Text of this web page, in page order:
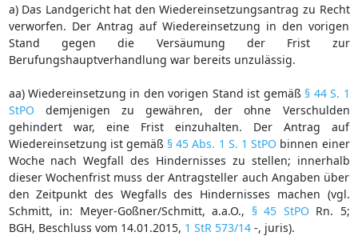
a) Das Landgericht hat den Wiedereinsetzungsantrag zu Recht
verworfen. Der Antrag auf Wiedereinsetzung in den vorigen
Stand gegen die Versäumung der Frist zur
Berufungshauptverhandlung war bereits unzulässig.
aa) Wiedereinsetzung in den vorigen Stand ist gemäß § 44 S. 1
StPO demjenigen zu gewähren, der ohne Verschulden
gehindert war, eine Frist einzuhalten. Der Antrag auf
Wiedereinsetzung ist gemäß § 45 Abs. 1 S. 1 StPO binnen einer
Woche nach Wegfall des Hindernisses zu stellen; innerhalb
dieser Wochenfrist muss der Antragsteller auch Angaben über
den Zeitpunkt des Wegfalls des Hindernisses machen (vgl.
Schmitt, in: Meyer-Goßner/Schmitt, a.a.O., § 45 StPO Rn. 5;
BGH, Beschluss vom 14.01.2015, 1 StR 573/14-, juris).